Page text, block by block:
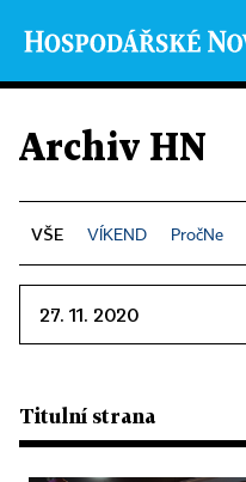
Archiv HN
VÍKEND PročNe
27. 11. 2020
Titulní strana